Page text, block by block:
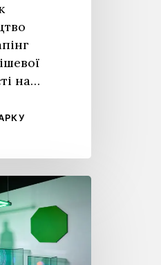
на…